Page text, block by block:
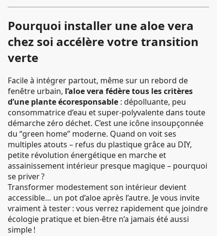
Pourquoi installer une aloe vera
chez soi accélère votre transition
verte
Facile à intégrer partout, même sur un rebord de
fenêtre urbain, l’aloe vera fédère tous les critères
d’une plante écoresponsable : dépolluante, peu
consommatrice d’eau et super-polyvalente dans toute
démarche zéro déchet. C’est une icône insoupçonnée
du “green home” moderne. Quand on voit ses
multiples atouts – refus du plastique grâce au DIY,
petite révolution énergétique en marche et
assainissement intérieur presque magique – pourquoi
se priver ?
Transformer modestement son intérieur devient
accessible… un pot d’aloe après l’autre. Je vous invite
vraiment à tester : vous verrez rapidement que joindre
écologie pratique et bien-être n’a jamais été aussi
simple !